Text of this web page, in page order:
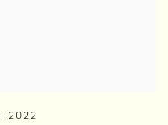
, 2022